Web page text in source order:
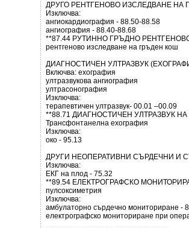
ДРУГО РЕНТГЕНОВО ИЗСЛЕДВАНЕ НА
Изключва:
ангиокардиография - 88.50-88.58
ангиография - 88.40-88.68
**87.44 РУТИННО ГРЪДНО
рентгеново изследване на гръден кош
ДИАГНОСТИЧЕН УЛТРАЗВУК
Включва: ехография
ултразвукова ангиография
ултрасонография
Изключва:
терапевтичен ултразвук- 00.01 –00.09
**88.71 ДИАГНОСТИЧЕН УЛТРАЗВУК
Трансфонтанелна ехография
Изключва:
око - 95.13
ДРУГИ НЕОПЕРАТИВНИ СЪРДЕЧНИ И
Изключва:
ЕКГ на плод - 75.32
**89.54 ЕЛЕКТРОГРАФСКО
пулсоксиметрия
Изключва:
амбулаторно сърдечно мониториране -
електрографско мониториране при